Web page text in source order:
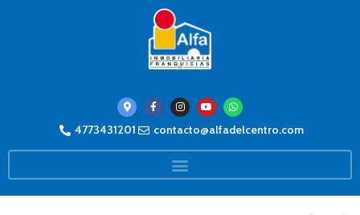
4773431201 contacto@alfadelcentro.com